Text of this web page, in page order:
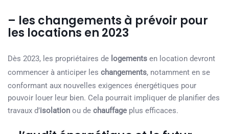
– les changements à prévoir pour
les locations en 2023
Dès 2023, les propriétaires de logements en location devront
commencer à anticiper les changements, notamment en se
conformant aux nouvelles exigences énergétiques pour
pouvoir louer leur bien. Cela pourrait impliquer de planifier des
travaux d’isolation ou de chauffage plus efficaces.